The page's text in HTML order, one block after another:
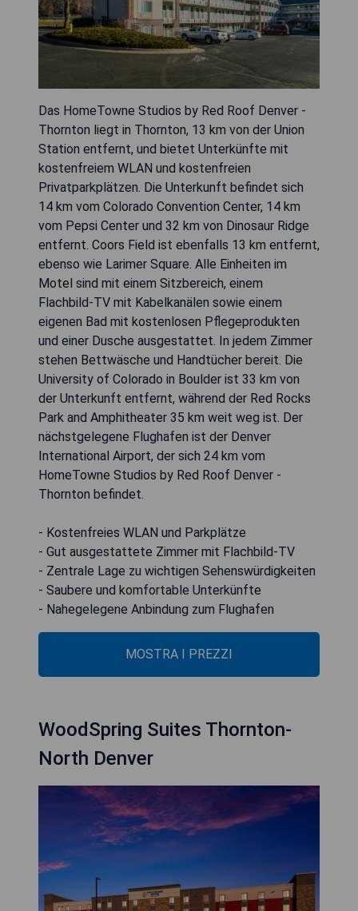
Das HomeTowne Studios by Red Roof Denver -
Thornton liegt in Thornton, 13 km von der Union
Station entfernt, und bietet Unterkünfte mit
kostenfreiem WLAN und kostenfreien
Privatparkplätzen. Die Unterkunft befindet sich
14 km vom Colorado Convention Center, 14 km
vom Pepsi Center und 32 km von Dinosaur Ridge
entfernt. Coors Field ist ebenfalls 13 km entfernt,
ebenso wie Larimer Square. Alle Einheiten im
Motel sind mit einem Sitzbereich, einem
Flachbild-TV mit Kabelkanälen sowie einem
eigenen Bad mit kostenlosen Pflegeprodukten
und einer Dusche ausgestattet. In jedem Zimmer
stehen Bettwäsche und Handtücher bereit. Die
University of Colorado in Boulder ist 33 km von
der Unterkunft entfernt, während der Red Rocks
Park and Amphitheater 35 km weit weg ist. Der
nächstgelegene Flughafen ist der Denver
International Airport, der sich 24 km vom
HomeTowne Studios by Red Roof Denver -
Thornton befindet.
- Kostenfreies WLAN und Parkplätze
- Gut ausgestattete Zimmer mit Flachbild-TV
- Zentrale Lage zu wichtigen Sehenswürdigkeiten
- Saubere und komfortable Unterkünfte
- Nahegelegene Anbindung zum Flughafen
MOSTRA I PREZZI
WoodSpring Suites Thornton-
North Denver